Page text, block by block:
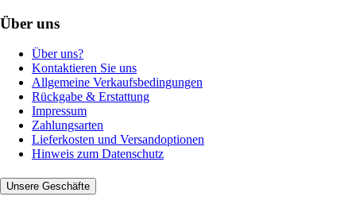
Über uns
Über uns?
Kontaktieren Sie uns
Allgemeine Verkaufsbedingungen
Rückgabe & Erstattung
Impressum
Zahlungsarten
Lieferkosten und Versandoptionen
Hinweis zum Datenschutz
Unsere Geschäfte